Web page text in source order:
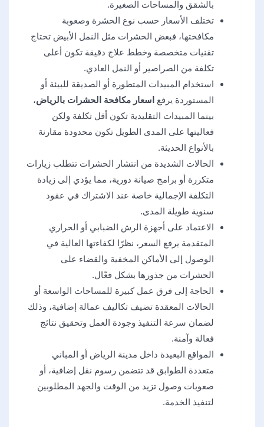
بالشقق والمساحات الصغيرة.
تختلف الأسعار حسب نوع الحشرة وصعوبة
مكافحتها، فبعض الحشرات مثل النمل الأبيض تحتاج
تقنيات متخصصة وخطط علاج دقيقة تكون أعلى
تكلفة من الصراصير أو النمل العادي.
استخدام المبيدات المتطورة أو الصديقة للبيئة أو
المستوردة يرفع اسعار مكافحة الحشرات بالرياض،
بينما المبيدات التقليدية تكون أقل تكلفة ولكن
فعاليتها على المدى الطويل تكون محدودة مقارنة
بالأنواع الحديثة.
الحالات الشديدة من انتشار الحشرات تتطلب زيارات
متكررة أو برامج صيانة دورية، مما يؤدي إلى زيادة
التكلفة الإجمالية خاصة عند الاشتراك في عقود
سنوية طويلة المدى.
الاعتماد على أجهزة الرش الضبابي أو الحراري
المتقدمة يرفع السعر، نظرًا لكفاءتها العالية في
الوصول إلى الأماكن المخفية والقضاء على
الحشرات من جذورها بشكل فعّال.
الحاجة إلى فرق عمل كبيرة للمساحات الواسعة أو
الحالات المعقدة تضيف تكاليف عمالة إضافية، وذلك
لضمان سرعة التنفيذ وجودة العمل وتحقيق نتائج
فعالة وآمنة.
المواقع البعيدة داخل مدينة الرياض أو المباني
متعددة الطوابق قد تتضمن رسوم نقل إضافية، أو
صعوبات وصول تزيد من الوقت والجهد المطلوبين
لتنفيذ الخدمة.